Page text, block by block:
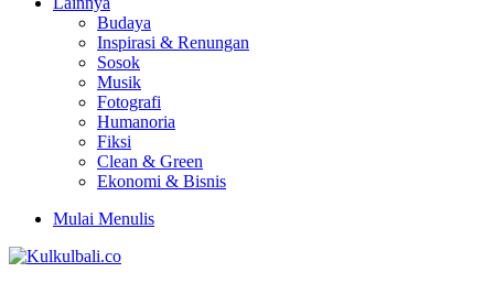
Budaya
Inspirasi & Renungan
Sosok
Musik
Fotografi
Humanoria
Fiksi
Clean & Green
Ekonomi & Bisnis
Mulai Menulis